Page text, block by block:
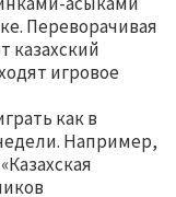
Переворачивая
казахский
игровое
как в
Например,